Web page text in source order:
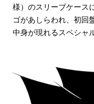
様）のスリーブケース
ゴがあしらわれ、初回
中身が現れるスペシャ